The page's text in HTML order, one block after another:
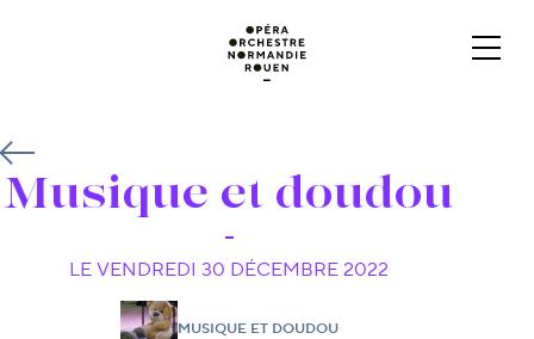
Musique et doudou
LE VENDREDI 30 DÉCEMBRE 2022
MUSIQUE ET DOUDOU